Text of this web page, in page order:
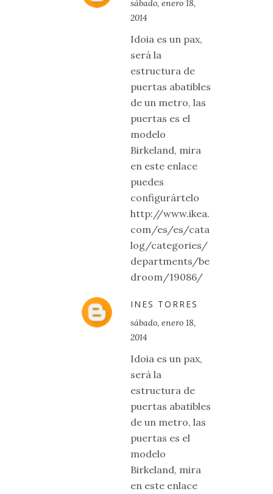
sábado, enero 18,
2014
Idoia es un pax,
será la
estructura de
puertas abatibles
de un metro, las
puertas es el
modelo
Birkeland, mira
en este enlace
puedes
configurártelo
http://www.ikea.
com/es/es/cata
log/categories/
departments/be
droom/19086/
INES TORRES
sábado, enero 18,
2014
Idoia es un pax,
será la
estructura de
puertas abatibles
de un metro, las
puertas es el
modelo
Birkeland, mira
en este enlace